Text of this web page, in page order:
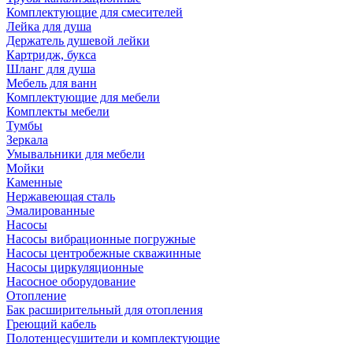
Комплектующие для смесителей
Лейка для душа
Держатель душевой лейки
Картридж, букса
Шланг для душа
Мебель для ванн
Комплектующие для мебели
Комплекты мебели
Тумбы
Зеркала
Умывальники для мебели
Мойки
Каменные
Нержавеющая сталь
Эмалированные
Насосы
Насосы вибрационные погружные
Насосы центробежные скважинные
Насосы циркуляционные
Насосное оборудование
Отопление
Бак расширительный для отопления
Греющий кабель
Полотенцесушители и комплектующие